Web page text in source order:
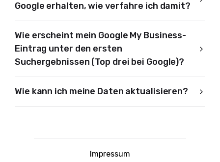
Google erhalten, wie verfahre ich damit?
Wie erscheint mein Google My Business-
Eintrag unter den ersten
Suchergebnissen (Top drei bei Google)?
Wie kann ich meine Daten aktualisieren?
Impressum